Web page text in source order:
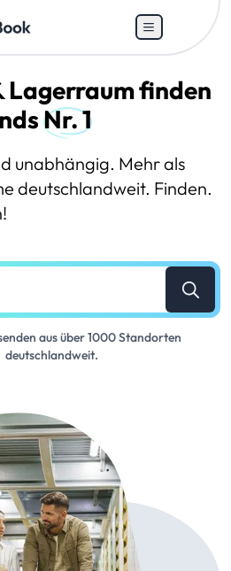
Lagerraum finden
Nr. 1
unabhängig. Mehr als
deutschlandweit. Finden.
aus über 1000 Standorten
deutschlandweit.